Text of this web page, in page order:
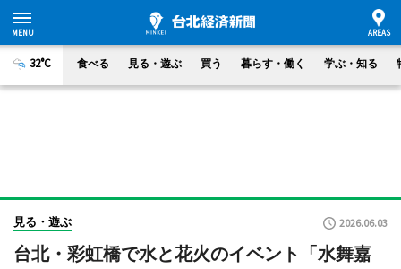
32°C 食べる 見る・遊ぶ 買う 暮らす・働く 学ぶ・知る
見る・遊ぶ 2026.06.03
台北・彩虹橋で水と花火のイベント「水舞嘉